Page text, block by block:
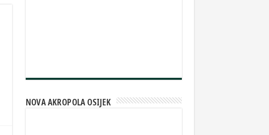
NOVA AKROPOLA OSIJEK